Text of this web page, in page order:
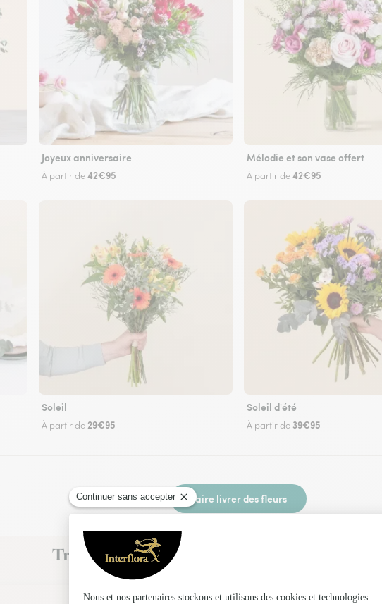
Joyeux anniversaire
À partir de42€95
Mélodie et son vase offert
À partir de42€95
Soleil
À partir de 29€95
Soleil d'été
À partir de 39€95
Faire livrer des fleurs
Trouvez un fleuriste Interflora à By et dans ses